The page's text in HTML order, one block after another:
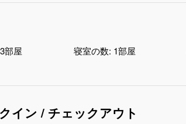
3部屋 寝室の数: 1部屋
イン / チェックアウト